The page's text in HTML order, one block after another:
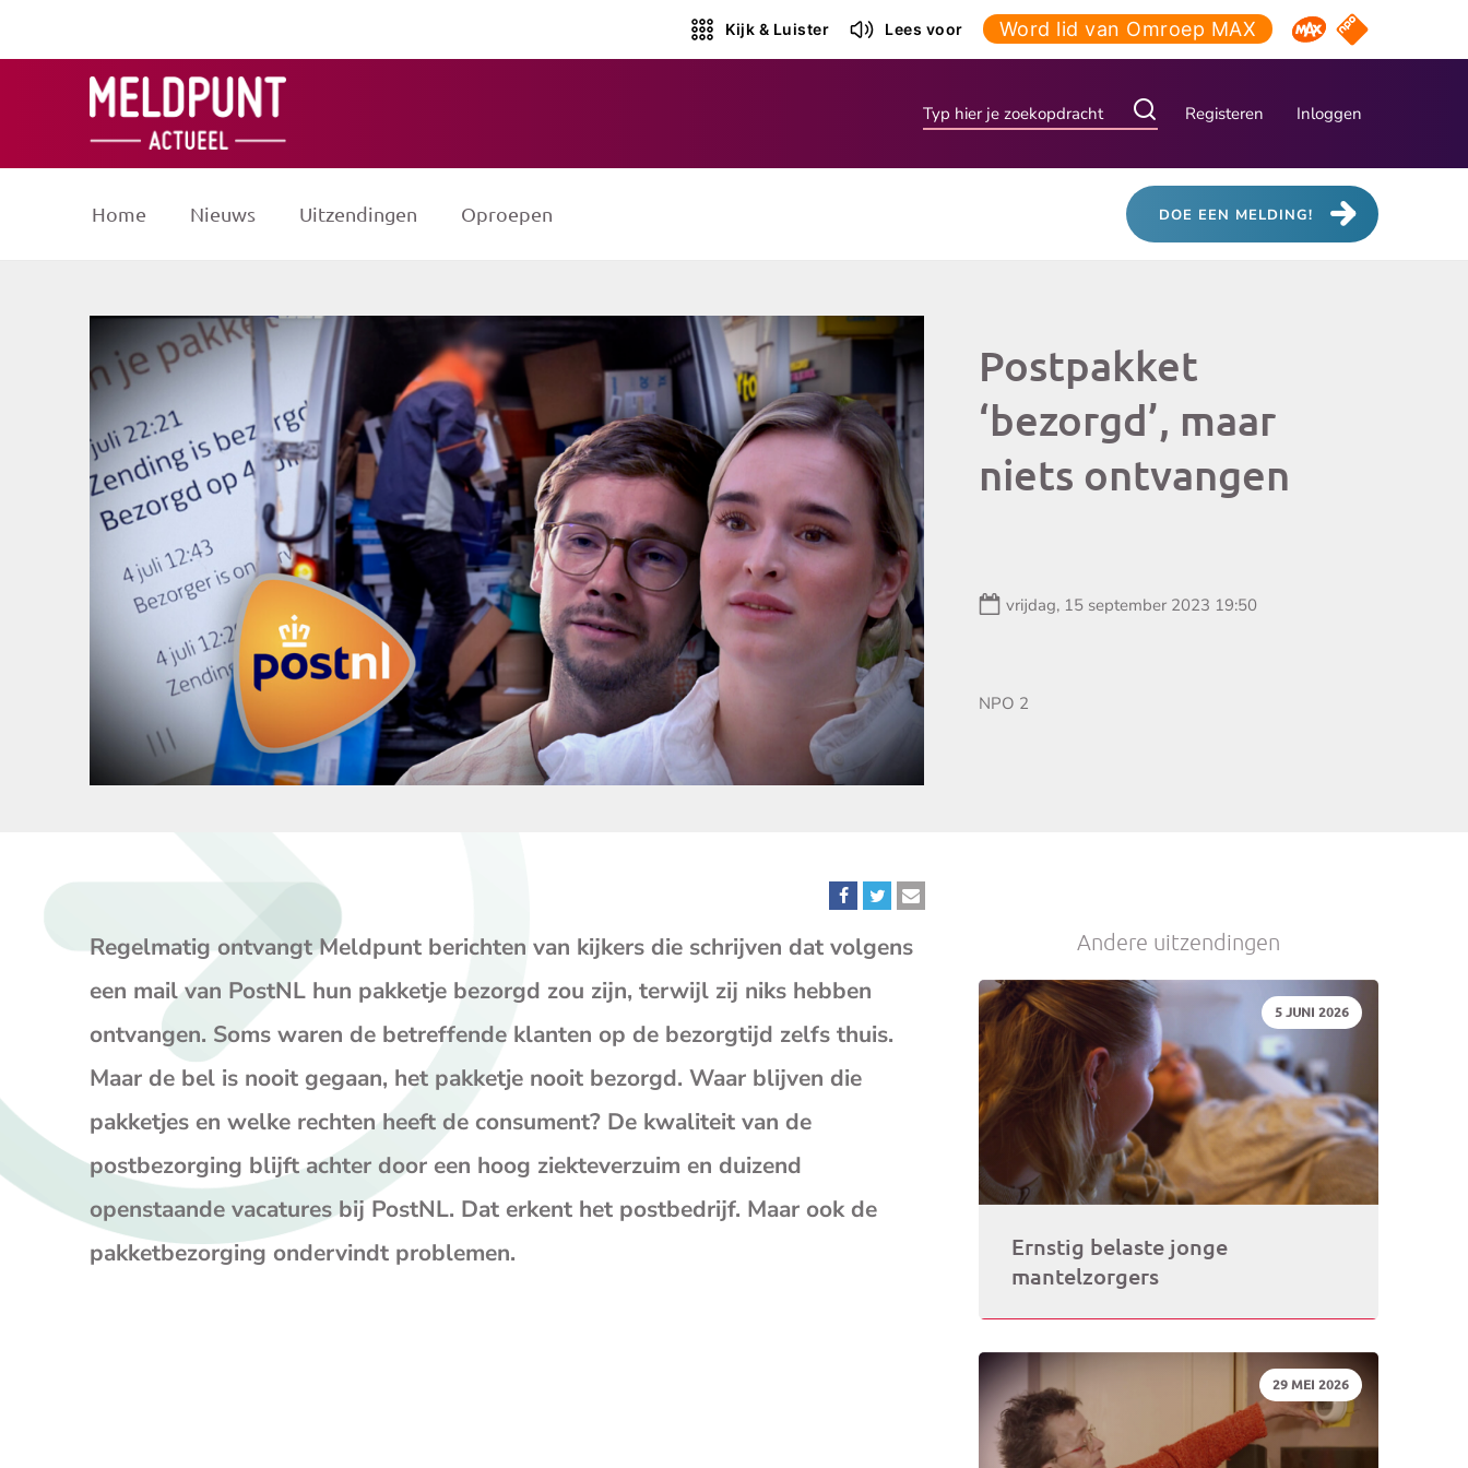
Kijk & Luister Lees voor Word lid van Omroep MAX Omroep MAX
NPO Start
Registeren Inloggen
Home Nieuws Uitzendingen Oproepen DOE EEN MELDING!
Postpakket
‘bezorgd’, maar
niets ontvangen
Datum:
vrijdag, 15 september 2023 19:50
Zender:
NPO 2
Deel
bericht
Facebook
Deel
bericht
Deel
mailprogramma)
Regelmatig ontvangt Meldpunt berichten van kijkers die schrijven dat volgens
een mail van PostNL hun pakketje bezorgd zou zijn, terwijl zij niks hebben
ontvangen. Soms waren de betreffende klanten op de bezorgtijd zelfs thuis.
Maar de bel is nooit gegaan, het pakketje nooit bezorgd. Waar blijven die
pakketjes en welke rechten heeft de consument? De kwaliteit van de
postbezorging blijft achter door een hoog ziekteverzuim en duizend
openstaande vacatures bij PostNL. Dat erkent het postbedrijf. Maar ook de
pakketbezorging ondervindt problemen.
Andere uitzendingen
DATUM:
5 JUNI 2026
Ernstig belaste jonge
mantelzorgers
DATUM:
29 MEI 2026